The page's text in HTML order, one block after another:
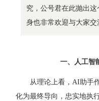
究，公号君在此抛出
身也非常欢迎与大家交
一、人工智
从理论上看，AI助手
化为最终导向，忠实地执